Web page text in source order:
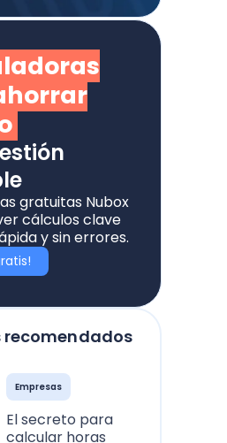
Empresas
El secreto para
calcular horas
gratuitas Nubox
cálculos clave
y sin errores.